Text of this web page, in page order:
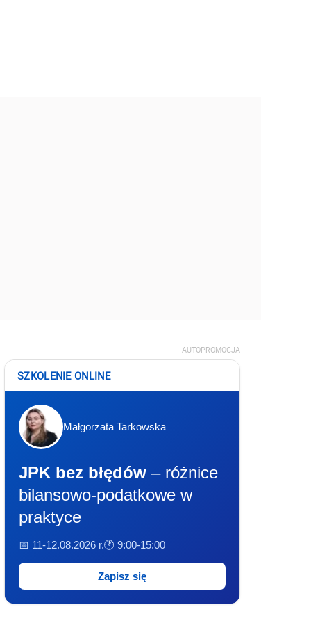
AUTOPROMOCJA
SZKOLENIE ONLINE
Małgorzata Tarkowska
JPK bez błędów – różnice
bilansowo-podatkowe w
praktyce
📅 11-12.08.2026 r.🕐 9:00-15:00
Zapisz się